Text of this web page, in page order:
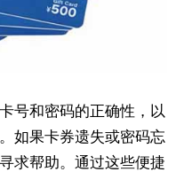
号和密码的正确性，以
如果卡券遗失或密码忘
求帮助。通过这些便捷